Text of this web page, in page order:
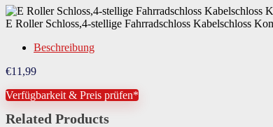
E Roller Schloss,4-stellige Fahrradschloss Kabelschloss
Beschreibung
€11,99
Verfügbarkeit & Preis prüfen*
Related Products